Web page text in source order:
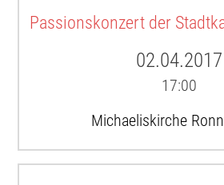
Passionskonzert der
02.04.2017
17:00
Michaeliskirche